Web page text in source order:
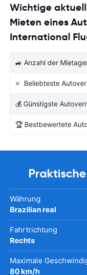
Wichtige
Mieten eines
International
🚙 Anzahl der
⭐ Beliebteste
💰 Günstigste
🏆 Bestbewertete
Währung
Brazilian real
Fahrtrichtung
Rechts
Maximale
80 km/h